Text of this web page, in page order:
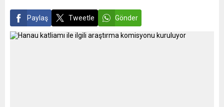
Paylaş Tweetle Gönder